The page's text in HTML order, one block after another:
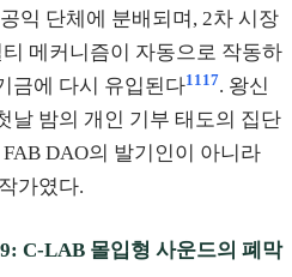
익 단체에 분배되며, 2차 시장
메커니즘이 자동으로 작동하
금에 다시 유입된다1117. 왕신
날 밤의 개인 기부 태도의 집단
DAO의 발기인이 아니라
가였다.
C-LAB 몰입형 사운드의 폐막